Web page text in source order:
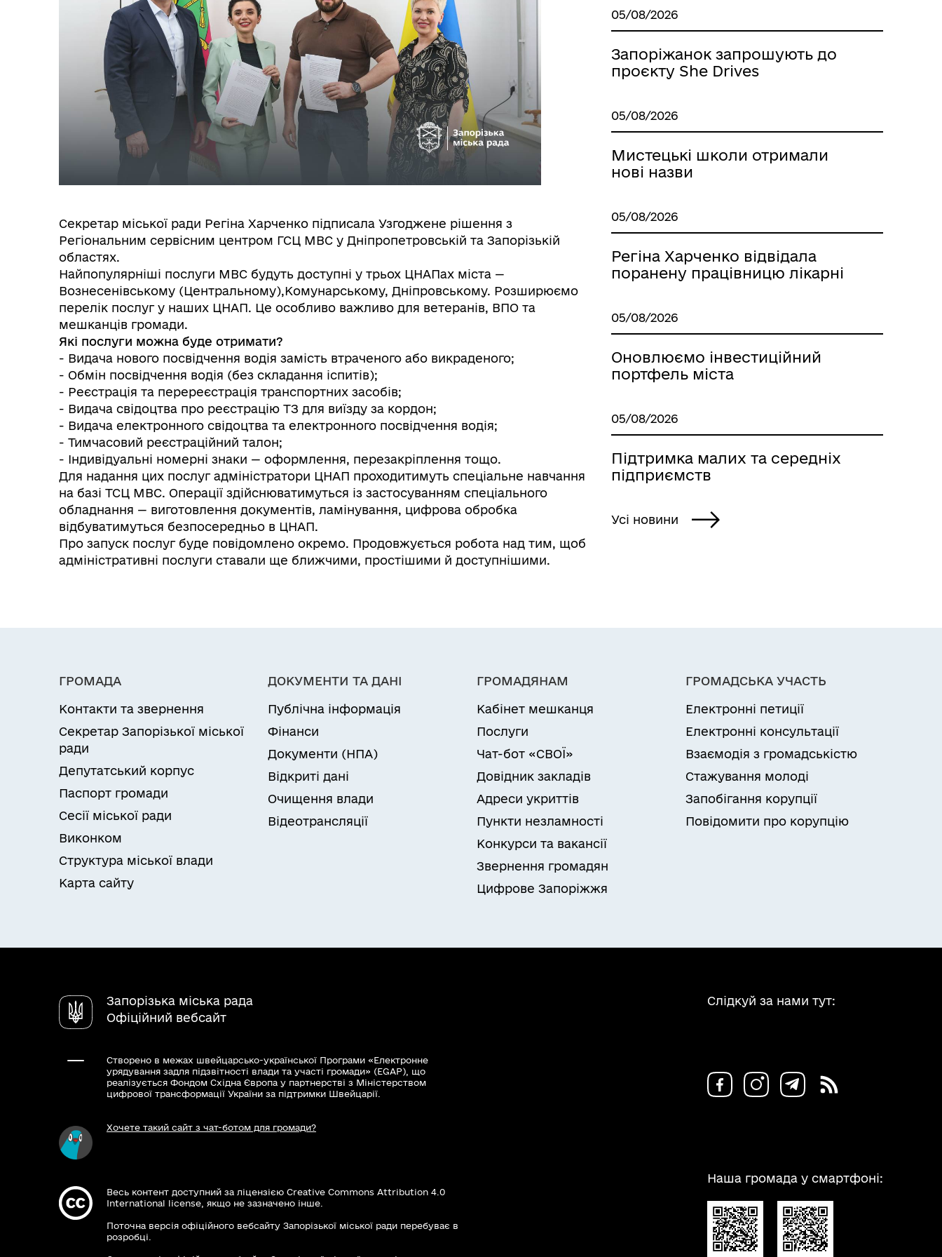
Секретар міської ради Регіна Харченко підписала Узгоджене рішення з
Регіональним сервісним центром ГСЦ МВС у Дніпропетровській та Запорізькій
областях.
Найпопулярніші послуги МВС будуть доступні у трьох ЦНАПах міста —
Вознесенівському (Центральному),Комунарському, Дніпровському. Розширюємо
перелік послуг у наших ЦНАП. Це особливо важливо для ветеранів, ВПО та
мешканців громади.
Які послуги можна буде отримати?
- Видача нового посвідчення водія замість втраченого або викраденого;
- Обмін посвідчення водія (без складання іспитів);
- Реєстрація та перереєстрація транспортних засобів;
- Видача свідоцтва про реєстрацію ТЗ для виїзду за кордон;
- Видача електронного свідоцтва та електронного посвідчення водія;
- Тимчасовий реєстраційний талон;
- Індивідуальні номерні знаки — оформлення, перезакріплення тощо.
Для надання цих послуг адміністратори ЦНАП проходитимуть спеціальне навчання
на базі ТСЦ МВС. Операції здійснюватимуться із застосуванням спеціального
обладнання — виготовлення документів, ламінування, цифрова обробка
відбуватимуться безпосередньо в ЦНАП.
Про запуск послуг буде повідомлено окремо. Продовжується робота над тим, щоб
адміністративні послуги ставали ще ближчими, простішими й доступнішими.
05/08/2026
Запоріжанок запрошують до
проєкту She Drives
05/08/2026
Мистецькі школи отримали
нові назви
05/08/2026
Регіна Харченко відвідала
поранену працівницю лікарні
05/08/2026
Оновлюємо інвестиційний
портфель міста
05/08/2026
Підтримка малих та середніх
підприємств
Усі новини
ГРОМАДА
Контакти та звернення
Секретар Запорізької міської
ради
Депутатський корпус
Паспорт громади
Сесії міської ради
Виконком
Структура міської влади
Карта сайту
ДОКУМЕНТИ ТА ДАНІ
Публічна інформація
Фінанси
Документи (НПА)
Відкриті дані
Очищення влади
Відеотрансляції
ГРОМАДЯНАМ
Кабінет мешканця
Послуги
Чат-бот «СВОЇ»
Довідник закладів
Адреси укриттів
Пункти незламності
Конкурси та вакансії
Звернення громадян
Цифрове Запоріжжя
ГРОМАДСЬКА УЧАСТЬ
Електронні петиції
Електронні консультації
Взаємодія з громадськістю
Стажування молоді
Запобігання корупції
Повідомити про корупцію
Запорізька міська рада
Офіційний вебсайт
Створено в межах швейцарсько-української Програми «Електронне
урядування задля підзвітності влади та участі громади» (EGAP), що
реалізується Фондом Східна Європа у партнерстві з Міністерством
цифрової трансформації України за підтримки Швейцарії.
Хочете такий сайт з чат-ботом для громади?
Весь контент доступний за ліцензією Creative Commons Attribution 4.0
International license, якщо не зазначено інше.
Поточна версія офіційного вебсайту Запорізької міської ради перебуває в
розробці.
Слідкуй за нами тут:
Наша громада у смартфоні: